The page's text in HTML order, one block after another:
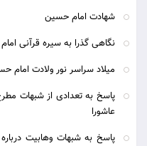
شهادت امام حسین
نگاهی گذرا به سیره قرآنی
میلاد سراسر نور ولادت امام
پاسخ به تعدادی از شبهات
عاشورا
پاسخ به شبهات وهابیت